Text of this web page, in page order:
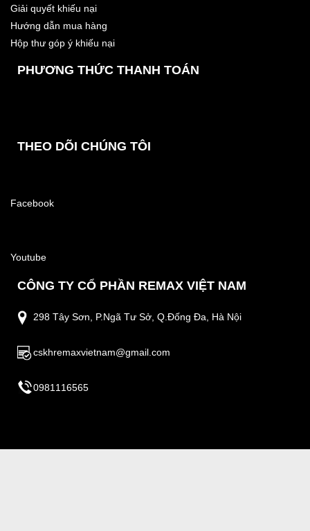
Giải quyết khiếu nại
Hướng dẫn mua hàng
Hộp thư góp ý khiếu nại
PHƯƠNG THỨC THANH TOÁN
THEO DÕI CHÚNG TÔI
Facebook
Youtube
CÔNG TY CỔ PHẦN REMAX VIỆT NAM
298 Tây Sơn, P.Ngã Tư Sở, Q.Đống Đa, Hà Nội
cskhremaxvietnam@gmail.com
0981116565